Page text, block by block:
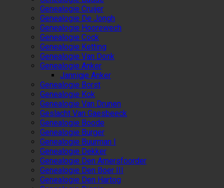
Genealogie Cruijer
Genealogie De Jongh
Genealogie Hoorewech
Genealogie Cock
Genealogie Ketting
Genealogie Van Donk
Genealogie Anker
Jannigje Anker
Genealogie Borst
Genealogie Kok
Genealogie Van Drunen
Geslacht Van Gaesbeeck
Genealogie Boode
Genealogie Burger
Genealogie Buurman I
Genealogie Dekker
Genealogie Den Amersfoorder
Genealogie Den Boer III
Genealogie Den Hartog